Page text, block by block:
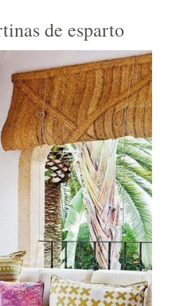
de esparto